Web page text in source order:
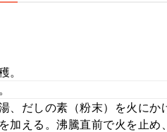
。
、だしの素（粉末）を火に
加える。沸騰直前で火を止め